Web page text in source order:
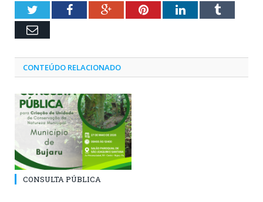
TwitterFacebookGoogle+PinterestLinkedInTumblr
Email
CONTEÚDO RELACIONADO
CONSULTA PÚBLICA